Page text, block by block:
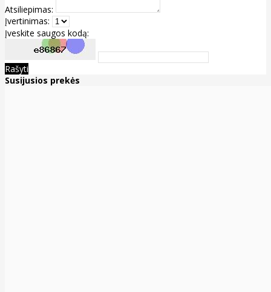
Atsiliepimas:
Įvertinimas:
Įveskite saugos kodą:
Rašyti
Susijusios prekės